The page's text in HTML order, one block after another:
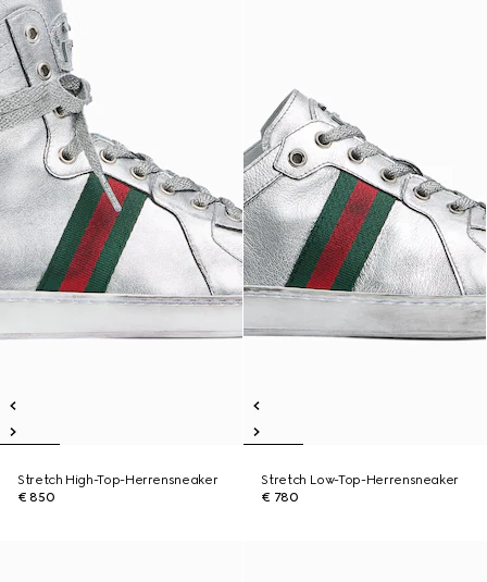
Stretch High-Top-Herrensneaker
€ 850
Stretch Low-Top-Herrensneaker
€ 780